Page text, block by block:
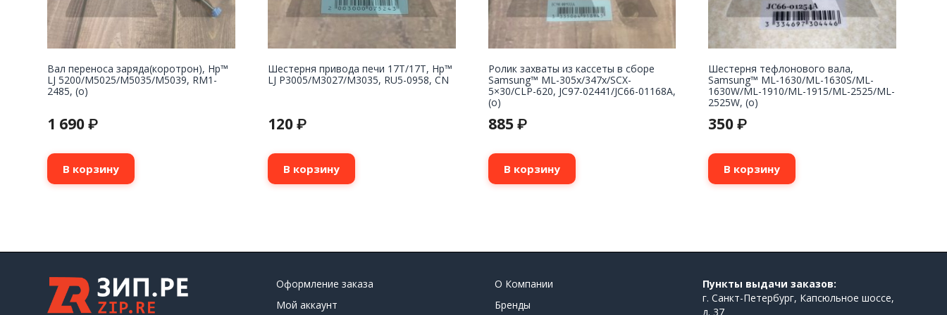
Вал переноса заряда(коротрон), Hp™
LJ 5200/M5025/M5035/M5039, RM1-
2485, (о)
1 690 ₽
В корзину
Шестерня привода печи 17T/17T, Hp™
LJ P3005/M3027/M3035, RU5-0958, CN
120 ₽
В корзину
Ролик захваты из кассеты в сборе
Samsung™ ML-305x/347x/SCX-
5×30/CLP-620, JC97-02441/JC66-01168A,
(o)
885 ₽
В корзину
Шестерня тефлонового вала,
Samsung™ ML-1630/ML-1630S/ML-
1630W/ML-1910/ML-1915/ML-2525/ML-
2525W, (о)
350₽
В корзину
Оформление заказа
Мой аккаунт
О Компании
Бренды
Пункты выдачи заказов:
г. Санкт-Петербург, Капсюльное шоссе,
д. 37